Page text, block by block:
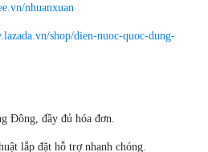
nhuanxuan
shop/dien-nuoc-quoc-dung-
Đông, đầy đủ hóa đơn.
lắp đặt hỗ trợ nhanh chóng.